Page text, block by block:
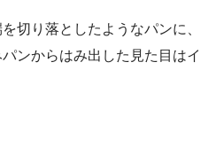
切り落としたようなパンに、
ンからはみ出した見た目はイ